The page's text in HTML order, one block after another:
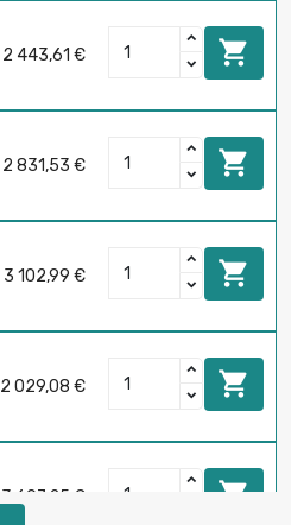
2 443,61 € 
2 831,53 € 
3 102,99 € 
2 029,08 € 
3 607,25 € 